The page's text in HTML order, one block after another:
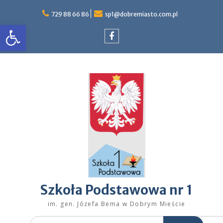
Otwórz pasek narzędzicontent
729 88 66 86 sp1@dobremiasto.com.pl
Szkoła Podstawowa nr 1
im. gen. Józefa Bema w Dobrym Mieście
Search